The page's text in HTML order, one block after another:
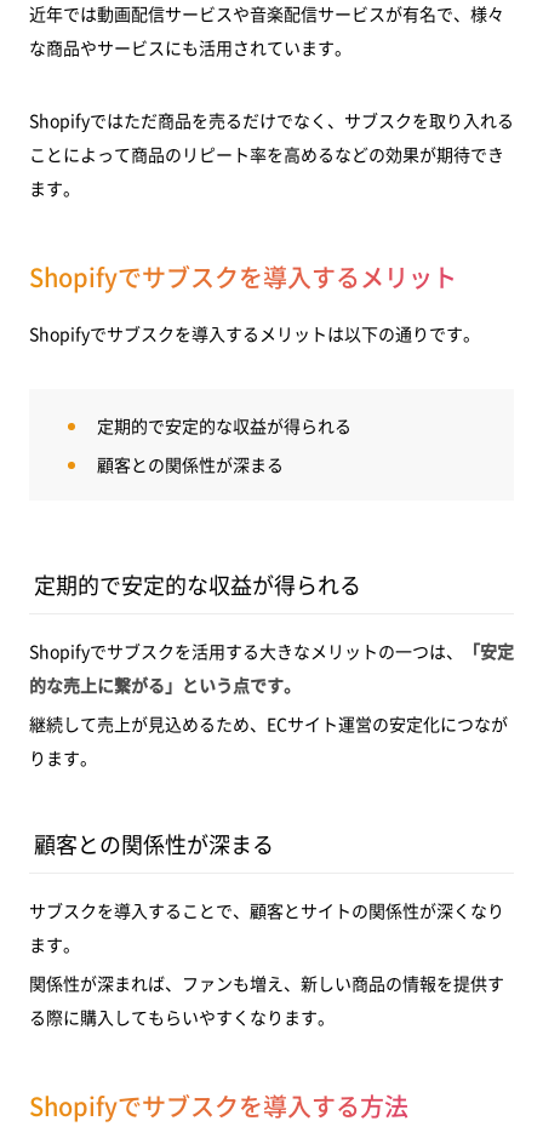
近年では動画配信サービスや音楽配信サービスが有名で、様々
な商品やサービスにも活用されています。
Shopifyではただ商品を売るだけでなく、サブスクを取り入れる
ことによって商品のリピート率を高めるなどの効果が期待でき
ます。
Shopifyでサブスクを導入するメリット
Shopifyでサブスクを導入するメリットは以下の通りです。
定期的で安定的な収益が得られる
顧客との関係性が深まる
定期的で安定的な収益が得られる
Shopifyでサブスクを活用する大きなメリットの一つは、
「安定
的な売上に繋がる」という点です。
継続して売上が見込めるため、ECサイト運営の安定化につなが
ります。
顧客との関係性が深まる
サブスクを導入することで、顧客とサイトの関係性が深くなり
ます。
関係性が深まれば、ファンも増え、新しい商品の情報を提供す
る際に購入してもらいやすくなります。
Shopifyでサブスクを導入する方法